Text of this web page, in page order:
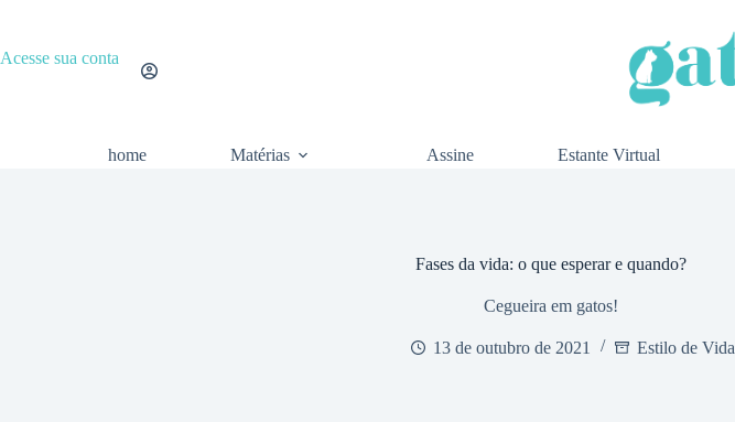
o
conteúdo
Acesse sua conta
home Matérias Assine Estante Virtual
Fases da vida: o que esperar e quando?
Cegueira em gatos!
13 de outubro de 2021 Estilo de Vida